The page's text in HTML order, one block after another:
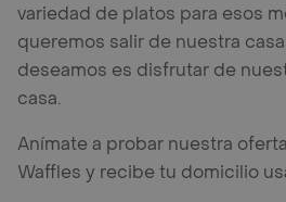
variedad de platos para esos
queremos salir de nuestra
deseamos es disfrutar de
casa.
Anímate a probar nuestra
Waffles y recibe tu domicilio